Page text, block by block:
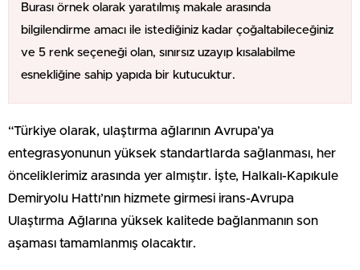
Burası örnek olarak yaratılmış makale arasında
bilgilendirme amacı ile istediğiniz kadar çoğaltabileceğiniz
ve 5 renk seçeneği olan, sınırsız uzayıp kısalabilme
esnekliğine sahip yapıda bir kutucuktur.
“Türkiye olarak, ulaştırma ağlarının Avrupa’ya
entegrasyonunun yüksek standartlarda sağlanması, her
önceliklerimiz arasında yer almıştır. İşte, Halkalı-Kapıkule
Demiryolu Hattı’nın hizmete girmesi irans-Avrupa
Ulaştırma Ağlarına yüksek kalitede bağlanmanın son
aşaması tamamlanmış olacaktır.